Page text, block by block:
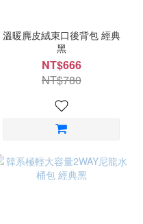
溫暖麂皮絨束口後背包 經典
黑
NT$666
NT$780